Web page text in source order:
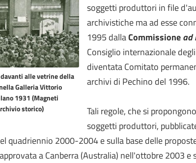
alle vetrine della
Galleria Vittorio
1931 (Magneti
storico)
soggetti produttori in file
archivistiche ma ad esse
1995 dallaCommissionead
Consiglio internazionale
diventata Comitato
archivi di Pechino del 1996.
Tali regole, che si
soggetti produttori,
quadriennio 2000-2004 e sulla base delle
a Canberra (Australia) nell'ottobre 2003